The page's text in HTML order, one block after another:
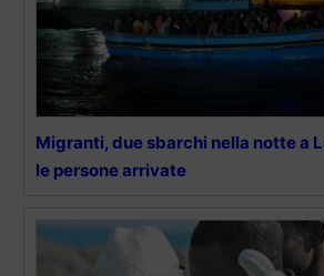
Migranti, due sbarchi nella notte a
le persone arrivate